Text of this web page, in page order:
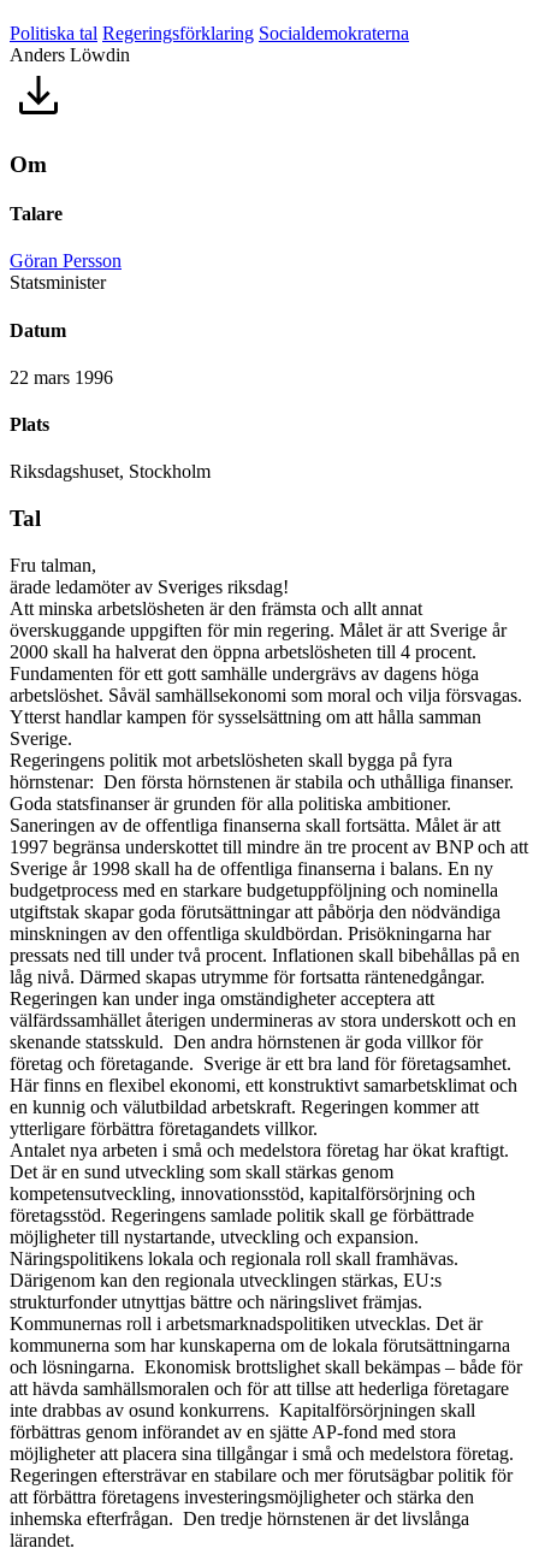
Politiska tal Regeringsförklaring Socialdemokraterna
Anders Löwdin
Om
Talare
Göran Persson
Statsminister
Datum
22 mars 1996
Plats
Riksdagshuset, Stockholm
Tal
Fru talman,
ärade ledamöter av Sveriges riksdag!
Att minska arbetslösheten är den främsta och allt annat
överskuggande uppgiften för min regering. Målet är att Sverige år
2000 skall ha halverat den öppna arbetslösheten till 4 procent.
Fundamenten för ett gott samhälle undergrävs av dagens höga
arbetslöshet. Såväl samhällsekonomi som moral och vilja försvagas.
Ytterst handlar kampen för sysselsättning om att hålla samman
Sverige.
Regeringens politik mot arbetslösheten skall bygga på fyra
hörnstenar: Den första hörnstenen är stabila och uthålliga finanser.
Goda statsfinanser är grunden för alla politiska ambitioner.
Saneringen av de offentliga finanserna skall fortsätta. Målet är att
1997 begränsa underskottet till mindre än tre procent av BNP och att
Sverige år 1998 skall ha de offentliga finanserna i balans. En ny
budgetprocess med en starkare budgetuppföljning och nominella
utgiftstak skapar goda förutsättningar att påbörja den nödvändiga
minskningen av den offentliga skuldbördan. Prisökningarna har
pressats ned till under två procent. Inflationen skall bibehållas på en
låg nivå. Därmed skapas utrymme för fortsatta räntenedgångar.
Regeringen kan under inga omständigheter acceptera att
välfärdssamhället återigen undermineras av stora underskott och en
skenande statsskuld. Den andra hörnstenen är goda villkor för
företag och företagande. Sverige är ett bra land för företagsamhet.
Här finns en flexibel ekonomi, ett konstruktivt samarbetsklimat och
en kunnig och välutbildad arbetskraft. Regeringen kommer att
ytterligare förbättra företagandets villkor.
Antalet nya arbeten i små och medelstora företag har ökat kraftigt.
Det är en sund utveckling som skall stärkas genom
kompetensutveckling, innovationsstöd, kapitalförsörjning och
företagsstöd. Regeringens samlade politik skall ge förbättrade
möjligheter till nystartande, utveckling och expansion.
Näringspolitikens lokala och regionala roll skall framhävas.
Därigenom kan den regionala utvecklingen stärkas, EU:s
strukturfonder utnyttjas bättre och näringslivet främjas.
Kommunernas roll i arbetsmarknadspolitiken utvecklas. Det är
kommunerna som har kunskaperna om de lokala förutsättningarna
och lösningarna. Ekonomisk brottslighet skall bekämpas – både för
att hävda samhällsmoralen och för att tillse att hederliga företagare
inte drabbas av osund konkurrens. Kapitalförsörjningen skall
förbättras genom införandet av en sjätte AP-fond med stora
möjligheter att placera sina tillgångar i små och medelstora företag.
Regeringen eftersträvar en stabilare och mer förutsägbar politik för
att förbättra företagens investeringsmöjligheter och stärka den
inhemska efterfrågan. Den tredje hörnstenen är det livslånga
lärandet.